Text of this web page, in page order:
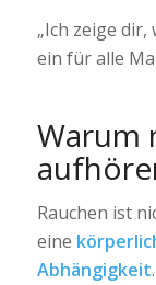
„Ich zeige
ein für alle
Warum
Rauchen ist
eine
Abhängigkeit.